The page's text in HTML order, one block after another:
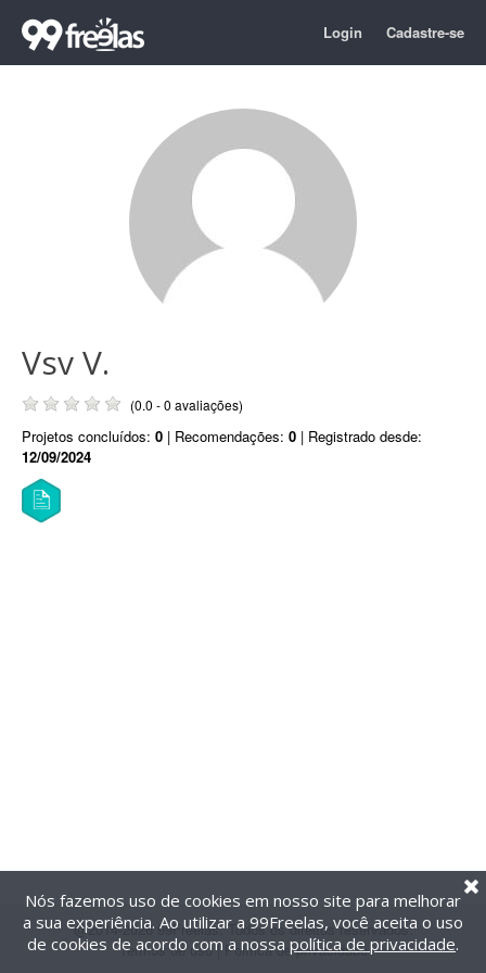
Login Cadastre-se
Vsv V.
(0.0 - 0 avaliações)
Projetos concluídos: 0 | Recomendações: 0 | Registrado desde:
12/09/2024
@2014-2026 99Freelas. Todos os direitos reservados.
Termos de uso| Política de privacidade
Nós fazemos uso de cookies em nosso site para melhorar
a sua experiência. Ao utilizar a 99Freelas, você aceita o uso
de cookies de acordo com a nossa política de privacidade.